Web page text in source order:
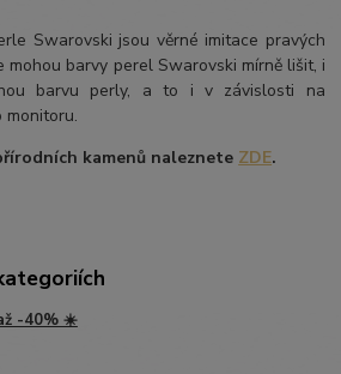
Swarovski jsou věrné imitace pravých
mohou barvy perel Swarovski mírně lišit, i
barvu perly, a to i v závislosti na
monitoru.
kamenů naleznete ZDE.
-40% ☀️